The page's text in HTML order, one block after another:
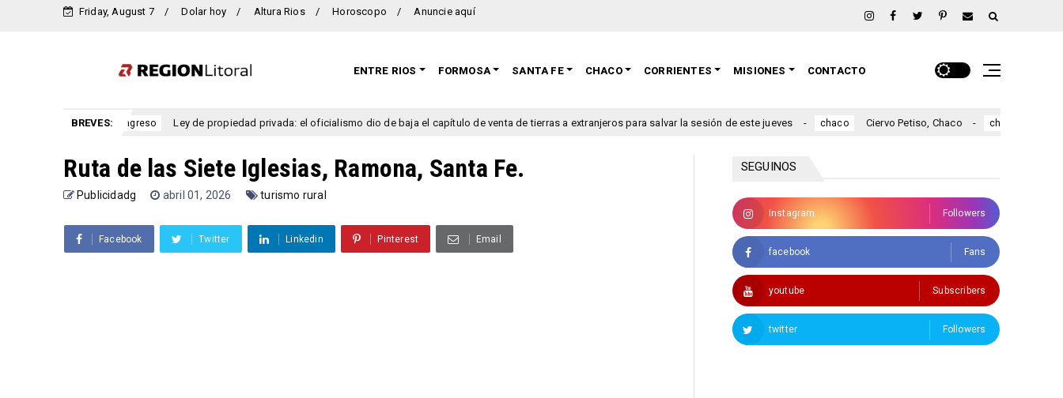
Friday, August 7 Dolar hoy Altura Rios Horoscopo Anuncie aquí
ENTRE RIOS FORMOSA SANTA FE CHACO CORRIENTES MISIONES CONTACTO
BREVES:
congreso Ley de propiedad privada: el oficialismo dio de baja el capítulo de venta de tierras a extranjeros para salvar la sesión de este jueves chaco Ciervo Petiso, Chaco chaco Colonia
Ruta de las Siete Iglesias, Ramona, Santa Fe.
Publicidadg abril 01, 2026 turismo rural
Facebook Twitter Linkedin Pinterest Email
SEGUINOS
Instagram Followers
facebook Fans
youtube Subscribers
twitter Followers